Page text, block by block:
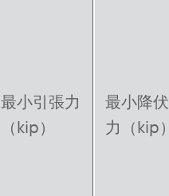
最小引張力
（kip）
最小降伏
力（kip）